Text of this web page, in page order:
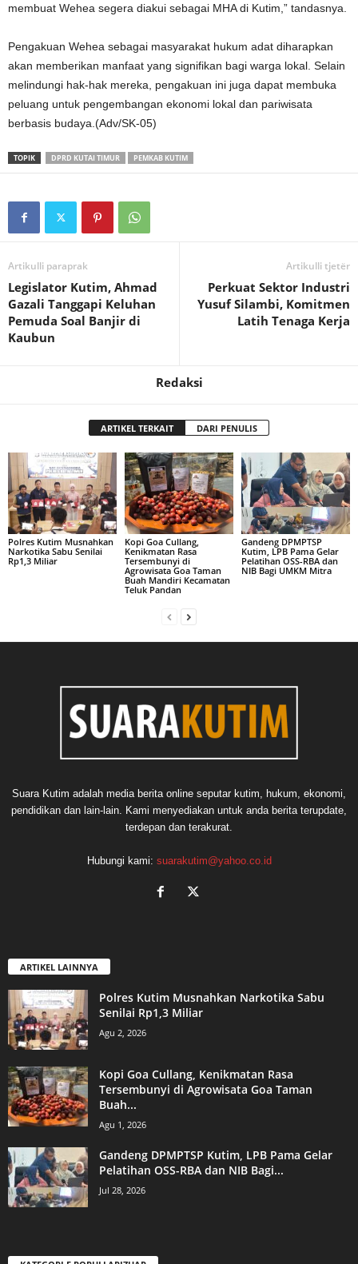
membuat Wehea segera diakui sebagai MHA di Kutim,” tandasnya.
Pengakuan Wehea sebagai masyarakat hukum adat diharapkan
akan memberikan manfaat yang signifikan bagi warga lokal. Selain
melindungi hak-hak mereka, pengakuan ini juga dapat membuka
peluang untuk pengembangan ekonomi lokal dan pariwisata
berbasis budaya.(Adv/SK-05)
TOPIK DPRD KUTAI TIMUR PEMKAB KUTIM
Artikulli paraprak
Legislator Kutim, Ahmad
Gazali Tanggapi Keluhan
Pemuda Soal Banjir di
Kaubun
Artikulli tjetër
Perkuat Sektor Industri
Yusuf Silambi, Komitmen
Latih Tenaga Kerja
Redaksi
ARTIKEL TERKAIT DARI PENULIS
Polres Kutim Musnahkan
Narkotika Sabu Senilai
Rp1,3 Miliar
Kopi Goa Cullang,
Kenikmatan Rasa
Tersembunyi di
Agrowisata Goa Taman
Buah Mandiri Kecamatan
Teluk Pandan
Gandeng DPMPTSP
Kutim, LPB Pama Gelar
Pelatihan OSS-RBA dan
NIB Bagi UMKM Mitra
Suara Kutim adalah media berita online seputar kutim, hukum, ekonomi,
pendidikan dan lain-lain. Kami menyediakan untuk anda berita terupdate,
terdepan dan terakurat.
Hubungi kami: suarakutim@yahoo.co.id
ARTIKEL LAINNYA
Polres Kutim Musnahkan Narkotika Sabu
Senilai Rp1,3 Miliar
Agu 2, 2026
Kopi Goa Cullang, Kenikmatan Rasa
Tersembunyi di Agrowisata Goa Taman
Buah...
Agu 1, 2026
Gandeng DPMPTSP Kutim, LPB Pama Gelar
Pelatihan OSS-RBA dan NIB Bagi...
Jul 28, 2026